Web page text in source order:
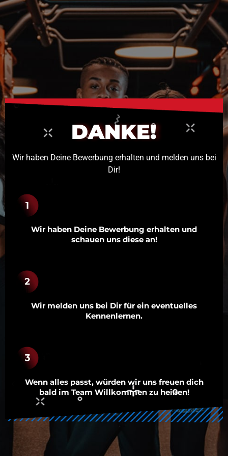
DANKE!
Wir haben Deine Bewerbung erhalten und melden uns bei
Dir!
Wir haben Deine Bewerbung erhalten und
schauen uns diese an!
Wir melden uns bei Dir für ein eventuelles
Kennenlernen.
Wenn alles passt, würden wir uns freuen dich
bald im Team Willkommen zu heißen!